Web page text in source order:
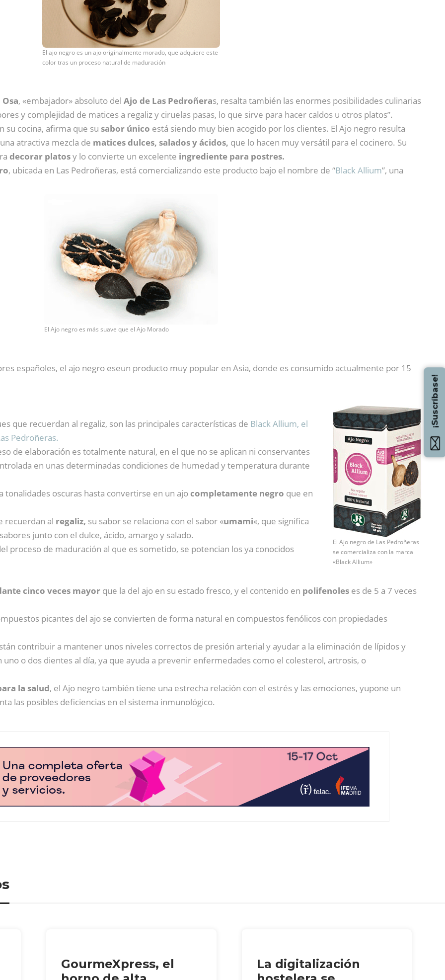
El ajo negro es un ajo originalmente morado, que adquiere este
color tras un proceso natural de maduración
, «embajador» absoluto del Ajo de Las Pedroñeras, resalta también las enormes posibilidades culinarias
y complejidad de matices a regaliz y ciruelas pasas, lo que sirve para hacer caldos u otros platos”.
su cocina, afirma que su sabor único está siendo muy bien acogido por los clientes. El Ajo negro resulta
atractiva mezcla de matices dulces, salados y ácidos, que lo hacen muy versátil para el cocinero. Su
decorar platosy lo convierte un excelente ingrediente para postres.
, ubicada en Las Pedroñeras, está comercializando este producto bajo el nombre de “Black Allium”, una
El Ajo negro es más suave que el Ajo Morado
españoles, el ajo negro eseun producto muy popular en Asia, donde es consumido actualmente por 15
El Ajo negro de Las Pedroñeras
se comercializa con la marca
«Black Allium»
que recuerdan al regaliz, son las principales características de Black Allium, el
Pedroñeras.
de elaboración es totalmente natural, en el que no se aplican ni conservantes
en unas determinadas condiciones de humedad y temperatura durante
tonalidades oscuras hasta convertirse en un ajocompletamente negro que en
recuerdan al regaliz, su sabor se relaciona con el sabor «umami«, que significa
junto con el dulce, ácido, amargo y salado.
proceso de maduración al que es sometido, se potencian los ya conocidos
cinco veces mayor que la del ajo en su estado fresco, y el contenido en polifenoles es de 5 a 7 veces
picantes del ajo se convierten de forma natural en compuestos fenólicos con propiedades
contribuir a mantener unos niveles correctos de presión arterial y ayudar a la eliminación de lípidos y
o dos dientes al día, ya que ayuda a prevenir enfermedades como el colesterol, artrosis, o
la salud, el Ajo negro también tiene una estrecha relación con el estrés y las emociones, yupone un
las posibles deficiencias en el sistema inmunológico.
GourmeXpress, el
La digitalización
¡Suscríbase!